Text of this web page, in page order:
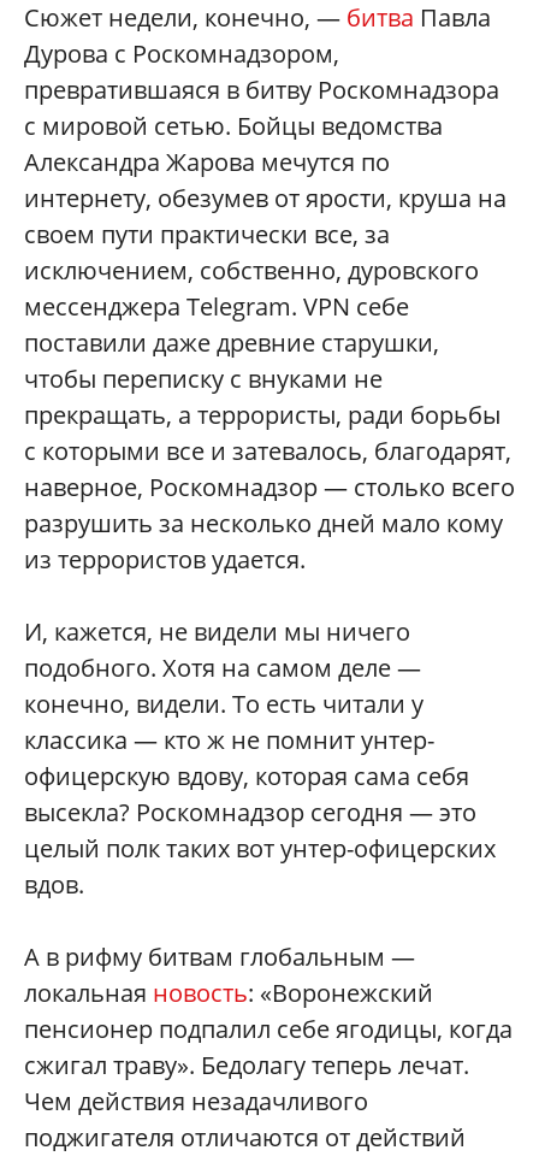
Сюжет недели, конечно, — битва Павла
Дурова с Роскомнадзором,
превратившаяся в битву Роскомнадзора
с мировой сетью. Бойцы ведомства
Александра Жарова мечутся по
интернету, обезумев от ярости, круша на
своем пути практически все, за
исключением, собственно, дуровского
мессенджера Telegram. VPN себе
поставили даже древние старушки,
чтобы переписку с внуками не
прекращать, а террористы, ради борьбы
с которыми все и затевалось, благодарят,
наверное, Роскомнадзор — столько всего
разрушить за несколько дней мало кому
из террористов удается.
И, кажется, не видели мы ничего
подобного. Хотя на самом деле —
конечно, видели. То есть читали у
классика — кто ж не помнит унтер-
офицерскую вдову, которая сама себя
высекла? Роскомнадзор сегодня — это
целый полк таких вот унтер-офицерских
вдов.
А в рифму битвам глобальным —
локальная новость: «Воронежский
пенсионер подпалил себе ягодицы, когда
сжигал траву». Бедолагу теперь лечат.
Чем действия незадачливого
поджигателя отличаются от действий